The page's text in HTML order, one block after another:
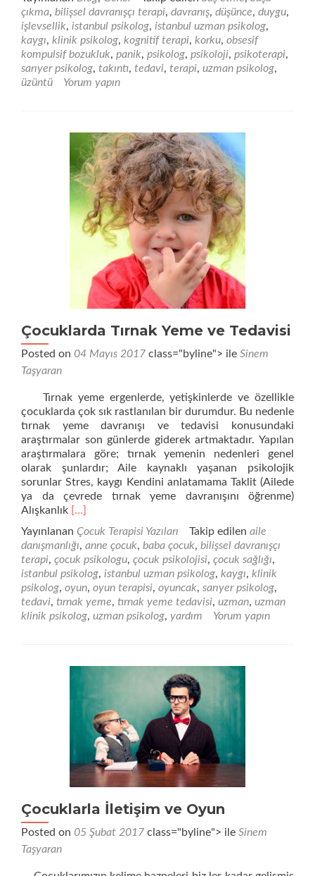
okuyunKaygıyı
Dinlemek
çıkma, bilişsel davranışçı terapi, davranış, düşünce, duygu,
işlevsellik, istanbul psikolog, istanbul uzman psikolog,
kaygı, klinik psikolog, kognitif terapi, korku, obsesif
kompulsif bozukluk, panik, psikolog, psikoloji, psikoterapi,
sarıyer psikolog, takıntı, tedavi, terapi, uzman psikolog,
üzüntü
Yorum yapın
Çocuklarda Tırnak Yeme ve Tedavisi
Posted on 04 Mayıs 2017 class="byline"> ile Sinem
Taşyaran
Tırnak yeme ergenlerde, yetişkinlerde ve özellikle
çocuklarda çok sık rastlanılan bir durumdur. Bu nedenle
tırnak yeme davranışı ve tedavisi konusundaki
araştırmalar son günlerde giderek artmaktadır. Yapılan
araştırmalara göre; tırnak yemenin nedenleri genel
olarak şunlardır; Aile kaynaklı yaşanan psikolojik
sorunlar Stres, kaygı Kendini anlatamama Taklit (Ailede
ya da çevrede tırnak yeme davranışını öğrenme)
Alışkanlık Daha
okuyunÇocuklarda
Tırnak
Yeme
ve
Tedavisi
[…]
Yayınlanan Çocuk Terapisi Yazıları Takip edilen aile
danışmanlığı, anne çocuk, baba çocuk, bilişsel davranışçı
terapi, çocuk psikologu, çocuk psikolojisi, çocuk sağlığı,
istanbul psikolog, istanbul uzman psikolog, kaygı, klinik
psikolog, oyun, oyun terapisi, oyuncak, sarıyer psikolog,
tedavi, tırnak yeme, tırnak yeme tedavisi, uzman, uzman
klinik psikolog, uzman psikolog, yardım Yorum yapın
Çocuklarla İletişim ve Oyun
Posted on 05 Şubat 2017 class="byline"> ile Sinem
Taşyaran